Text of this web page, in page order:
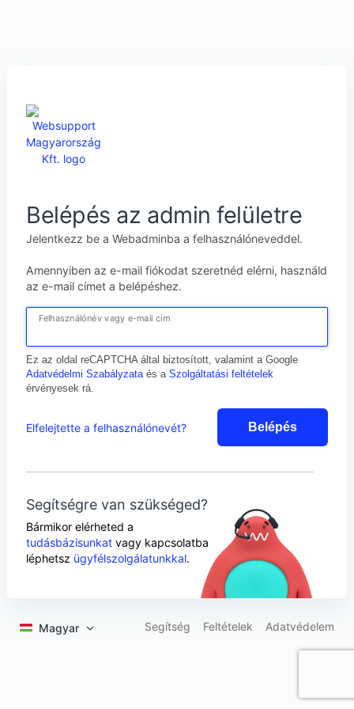
Belépés az admin felületre
Jelentkezz be a Webadminba a felhasználóneveddel.
Amennyiben az e-mail fiókodat szeretnéd elérni, használd
az e-mail címet a belépéshez.
Felhasználónév vagy e-mail cím
Ez az oldal reCAPTCHA által biztosított, valamint a Google
Adatvédelmi Szabályzata és a Szolgáltatási feltételek
érvényesek rá.
Elfelejtette a felhasználónevét? Belépés
Segítségre van szükséged?
Bármikor elérheted a
tudásbázisunkat vagy kapcsolatba
léphetsz ügyfélszolgálatunkkal.
Magyar Segítség Feltételek Adatvédelem